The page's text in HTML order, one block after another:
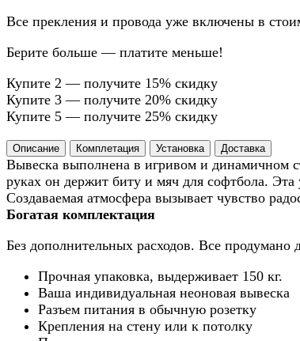
Все прекления и провода уже включены в
Берите больше — платите меньше!
Купите 2 — получите 15% скидку
Купите 3 — получите 20% скидку
Купите 5 — получите 25% скидку
Описание Комплетация Установка Доставка
Вывеска выполнена в игривом и динамичном
руках он держит биту и мяч для софтбола.
Создаваемая атмосфера вызывает чувство
Богатая комплектация
Без дополнительных расходов. Все продумано
Прочная упаковка, выдерживает 150 кг.
Ваша индивидуальная неоновая вывеска
Разъем питания в обычную розетку
Крепления на стену или к потолку